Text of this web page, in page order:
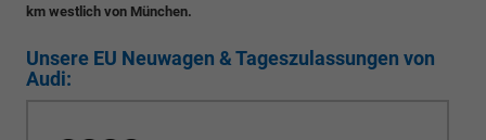
km westlich von München.
Unsere EU Neuwagen & Tageszulassungen von
Audi: